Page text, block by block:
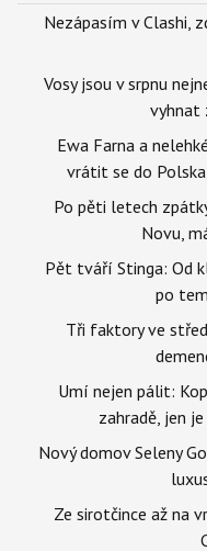
Nezápasím v Clashi,
Vosy jsou v srpnu
vyhnat
Ewa Farna a
vrátit se do
Po pěti letech
Novu,
Pět tváří Stinga: Od
po
Tři faktory ve
Umí nejen pálit:
zahradě, jen
Nový domov Seleny
Ze sirotčince až na